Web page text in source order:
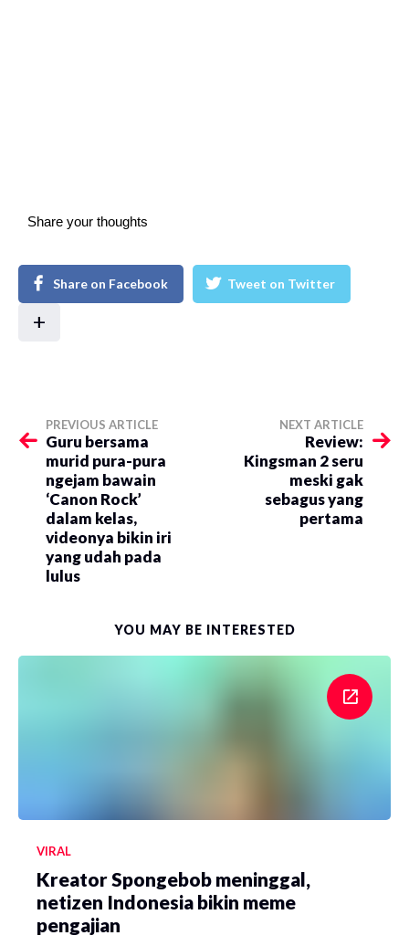
Share your thoughts
Share on Facebook Tweet on Twitter
+
PREVIOUS ARTICLE
Guru bersama
murid pura-pura
ngejam bawain
‘Canon Rock’
dalam kelas,
videonya bikin iri
yang udah pada
lulus
NEXT ARTICLE
Review:
Kingsman 2 seru
meski gak
sebagus yang
pertama
YOU MAY BE INTERESTED
VIRAL
Kreator Spongebob meninggal,
netizen Indonesia bikin meme
pengajian